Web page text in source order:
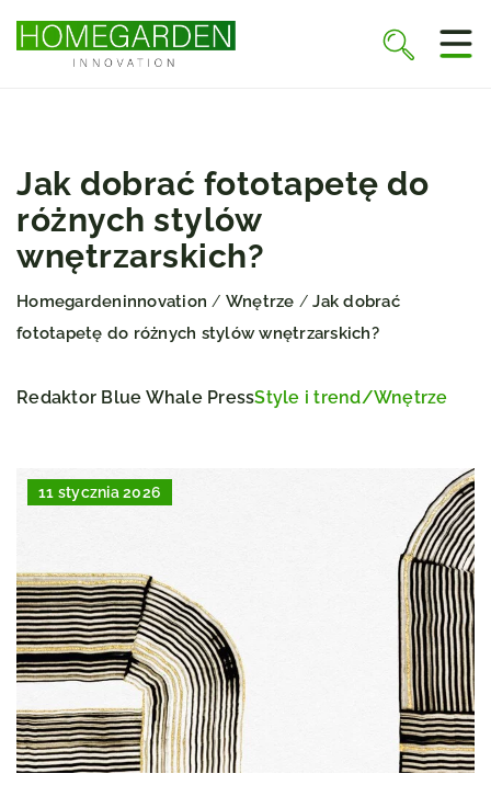
Jak dobrać fototapetę do
różnych stylów
wnętrzarskich?
Homegardeninnovation / Wnętrze /Jak dobrać
fototapetę do różnych stylów wnętrzarskich?
Redaktor Blue Whale PressStyle i trend/Wnętrze
11 stycznia 2026